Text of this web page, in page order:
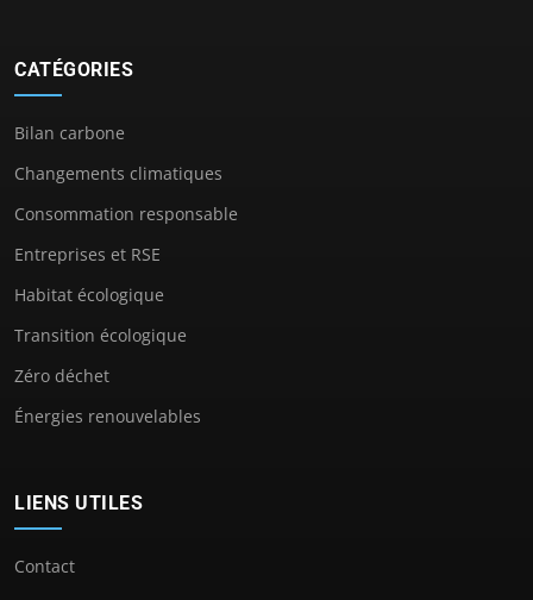
CATÉGORIES
Bilan carbone
Changements climatiques
Consommation responsable
Entreprises et RSE
Habitat écologique
Transition écologique
Zéro déchet
Énergies renouvelables
LIENS UTILES
Contact